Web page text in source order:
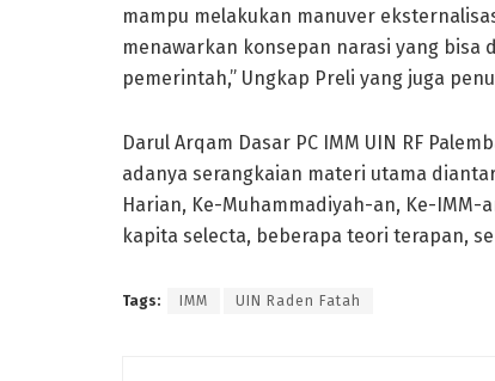
mampu melakukan manuver
menawarkan konsepan narasi yang bisa
pemerintah,” Ungkap Preli yang juga
Darul Arqam Dasar PC IMM UIN RF
adanya serangkaian materi utama
Harian, Ke-Muhammadiyah-an, Ke-
kapita selecta, beberapa teori terapan,
Tags: IMM UIN Raden Fatah